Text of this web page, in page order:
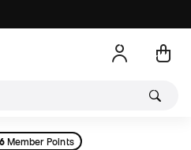
Member Points